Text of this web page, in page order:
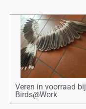
Veren in voorraad bij
Birds@Work